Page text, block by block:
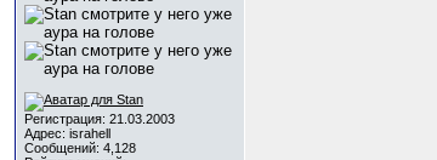
Регистрация: 21.03.2003
Адрес: israhell
Сообщений: 4,128